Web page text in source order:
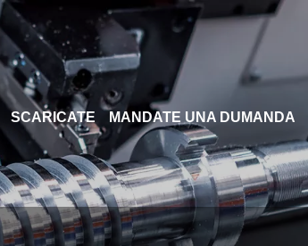
SCARICATE MANDATE UNA DUMANDA